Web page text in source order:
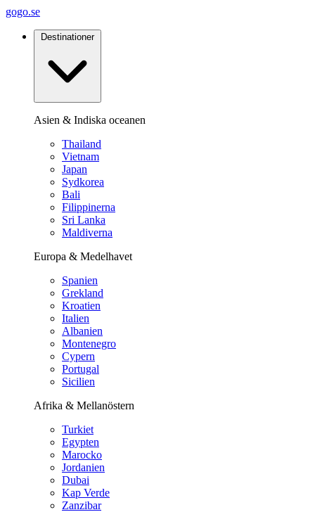
gogo.se
Destinationer
Asien & Indiska oceanen
Thailand
Vietnam
Japan
Sydkorea
Bali
Filippinerna
Sri Lanka
Maldiverna
Europa & Medelhavet
Spanien
Grekland
Kroatien
Italien
Albanien
Montenegro
Cypern
Portugal
Sicilien
Afrika & Mellanöstern
Turkiet
Egypten
Marocko
Jordanien
Dubai
Kap Verde
Zanzibar